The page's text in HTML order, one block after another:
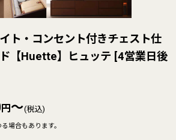
ト・コンセント付きチェスト仕
【Huette】ヒュッテ [4営業日後
円 ～(税込)
場合もあります。